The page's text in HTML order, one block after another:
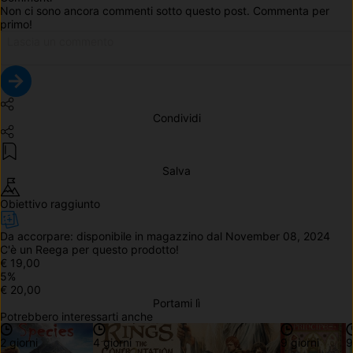
Non ci sono ancora commenti sotto questo post. Commenta per
primo!
Condividi
Salva
Obiettivo raggiunto
Da accorpare: disponibile in magazzino dal November 08, 2024
C'è un Reega per questo prodotto!
€ 19,00
5%
€ 20,00
Portami lì
Potrebbero interessarti anche
2 giorni
4 giorni 9 giorni